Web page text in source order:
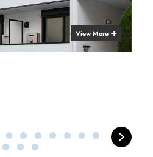
View More